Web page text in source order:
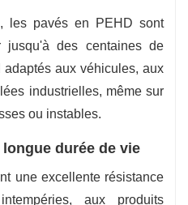
les pavés en PEHD sont
jusqu'à des centaines de
adaptés aux véhicules, aux
industrielles, même sur
ou instables.
durée de vie
une excellente résistance
aux produits